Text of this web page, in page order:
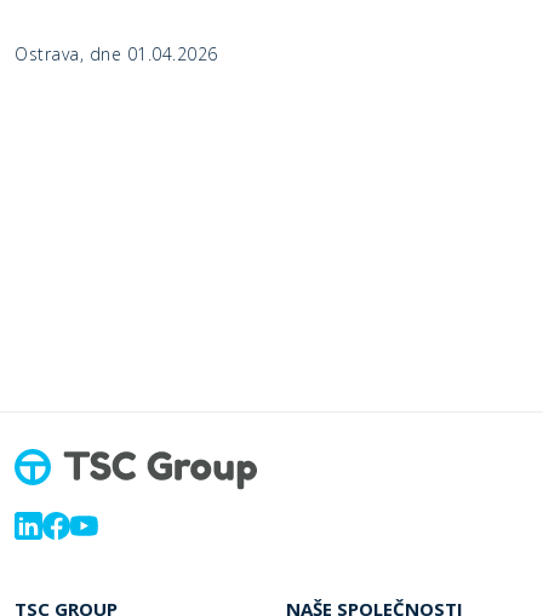
Ostrava, dne 01.04.2026
TSC GROUP NAŠE SPOLEČNOSTI